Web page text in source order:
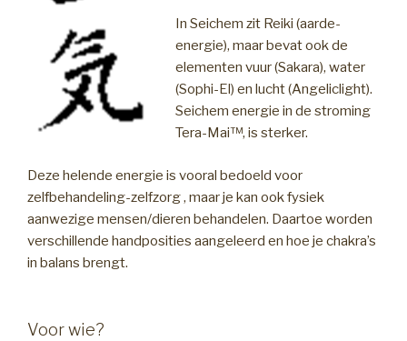
In Seichem zit Reiki (aarde-
energie), maar bevat ook de
elementen vuur (Sakara), water
(Sophi-El) en lucht (Angeliclight).
Seichem energie in de stroming
Tera-Mai™, is sterker.
Deze helende energie is vooral bedoeld voor
zelfbehandeling-zelfzorg , maar je kan ook fysiek
aanwezige mensen/dieren behandelen. Daartoe worden
verschillende handposities aangeleerd en hoe je chakra’s
in balans brengt.
Voor wie?